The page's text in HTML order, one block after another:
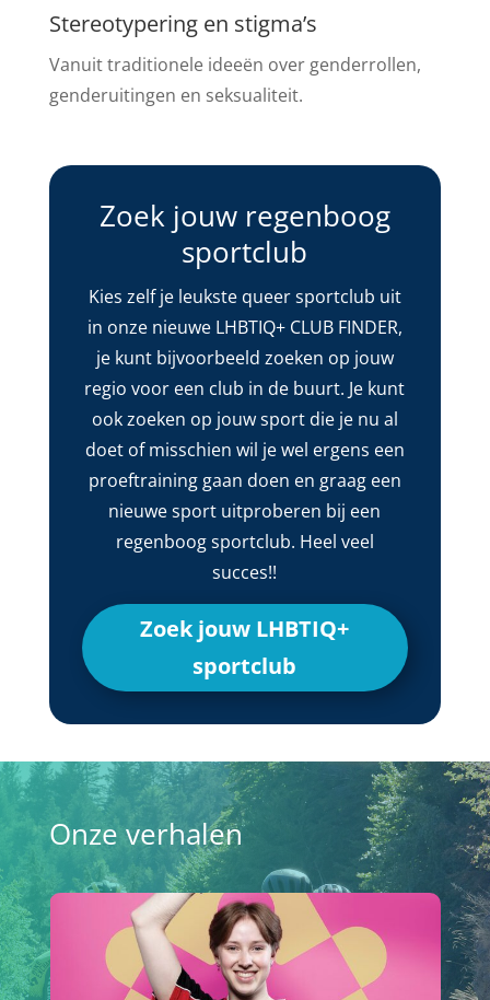
Stereotypering en stigma’s
Vanuit traditionele ideeën over genderrollen,
genderuitingen en seksualiteit.
Zoek jouw regenboog
sportclub
Kies zelf je leukste queer sportclub uit
in onze nieuwe LHBTIQ+ CLUB FINDER,
je kunt bijvoorbeeld zoeken op jouw
regio voor een club in de buurt. Je kunt
ook zoeken op jouw sport die je nu al
doet of misschien wil je wel ergens een
proeftraining gaan doen en graag een
nieuwe sport uitproberen bij een
regenboog sportclub. Heel veel
succes!!
Zoek jouw LHBTIQ+
sportclub
Onze verhalen